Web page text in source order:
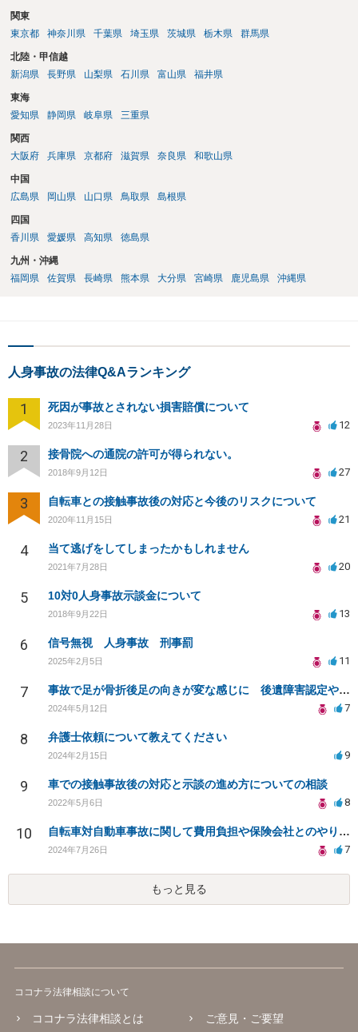
関東
東京都
神奈川県 千葉県 埼玉県 茨城県 栃木県 群馬県
北陸・甲信越
新潟県
長野県 山梨県 石川県 富山県 福井県
東海
愛知県
静岡県 岐阜県 三重県
関西
大阪府
兵庫県 京都府 滋賀県 奈良県 和歌山県
中国
広島県
岡山県 山口県 鳥取県 島根県
四国
香川県
愛媛県 高知県 徳島県
九州・沖縄
福岡県
佐賀県 長崎県 熊本県 大分県 宮崎県 鹿児島県 沖縄県
人身事故の法律Q&Aランキング
1 死因が事故とされない損害賠償について
2023年11月28日 12
2 接骨院への通院の許可が得られない。
2018年9月12日 27
3 自転車との接触事故後の対応と今後のリスクについて
2020年11月15日 21
4 当て逃げをしてしまったかもしれません
2021年7月28日 20
5 10対0人身事故示談金について
2018年9月22日 13
6 信号無視 人身事故 刑事罰
2025年2月5日 11
7 事故で足が骨折後足の向きが変な感じに 後遺障害認定や慰謝料増額できるか
2024年5月12日 7
8 弁護士依頼について教えてください
2024年2月15日 9
9 車での接触事故後の対応と示談の進め方についての相談
2022年5月6日 8
10 自転車対自動車事故に関して費用負担や保険会社とのやり取りについて
2024年7月26日 7
もっと見る
ココナラ法律相談について
ココナラ法律相談とは ご意見・ご要望